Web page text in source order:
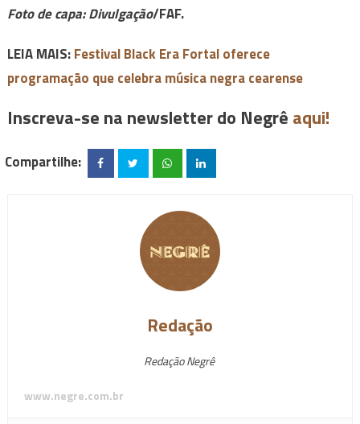
Foto de capa: Divulgação/FAF.
LEIA MAIS:Festival Black Era Fortal oferece
programação que celebra música negra cearense
Inscreva-se na newsletter do Negrê aqui!
Compartilhe:
Redação
Redação Negrê
www.negre.com.br